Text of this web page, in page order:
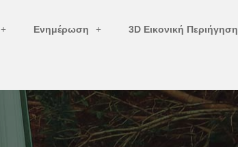
Ενημέρωση 3D Εικονική Περιήγηση